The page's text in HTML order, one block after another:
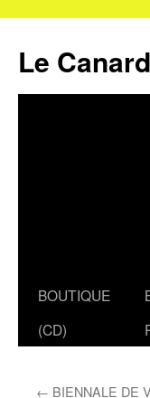
Le
Aller
BOUTIQUE
(CD)
← BIENNALE DE